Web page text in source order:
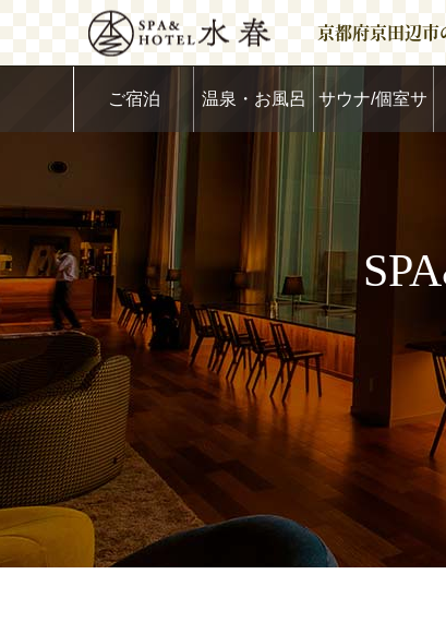
京都府京田辺市
ご宿泊 温泉・お風呂 サウナ/個室サ